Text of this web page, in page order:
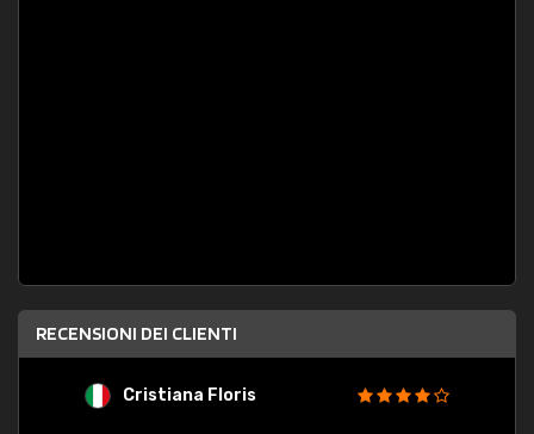
RECENSIONI DEI CLIENTI
Cristiana Floris